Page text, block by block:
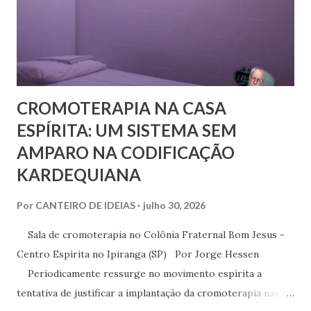
e amoroso, não era de ...
CROMOTERAPIA NA CASA
ESPÍRITA: UM SISTEMA SEM
AMPARO NA CODIFICAÇÃO
KARDEQUIANA
Por CANTEIRO DE IDEIAS julho 30, 2026
Sala de cromoterapia no Colônia Fraternal Bom Jesus -
Centro Espírita no Ipiranga (SP) Por Jorge Hessen
Periodicamente ressurge no movimento espírita a
tentativa de justificar a implantação da cromoterapia nas